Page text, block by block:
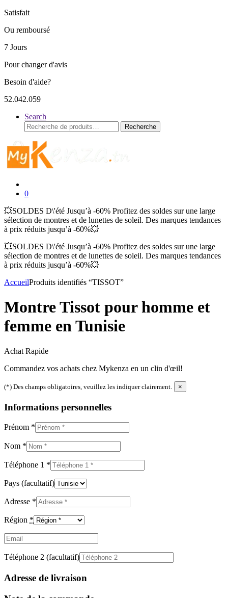
Satisfait
Ou remboursé
7 Jours
Pour changer d'avis
Besoin d'aide?
52.042.059
Search
Recherche
pour :
Recherche
0
💥SOLDES D\'été Jusqu’à -60% Profitez des soldes sur une large
sélection de montres et de lunettes de soleil. Des marques tendances
à prix réduits jusqu’à -60%💥
💥SOLDES D\'été Jusqu’à -60% Profitez des soldes sur une large
sélection de montres et de lunettes de soleil. Des marques tendances
à prix réduits jusqu’à -60%💥
AccueilProduits identifiés “TISSOT”
Montre Tissot pour homme et
femme en Tunisie
Achat Rapide
Commandez vos achats chez Mykenza en un clin d'œil!
(*) Des champs obligatoires, veuillez les indiquer clairement. ×
Informations personnelles
Prénom *
Nom *
Téléphone 1 *
Pays (facultatif)
Adresse *
Région *
Email
Téléphone 2 (facultatif)
Adresse de livraison